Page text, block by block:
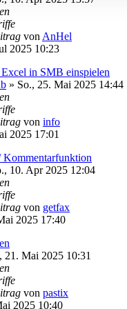
von AnHel
2025 10:23
Excel in SMB einspielen
» So., 25. Mai 2025 14:44
von info
2025 17:01
Kommentarfunktion
10. Apr 2025 12:04
von getfax
2025 17:40
21. Mai 2025 10:31
von pastix
2025 10:40